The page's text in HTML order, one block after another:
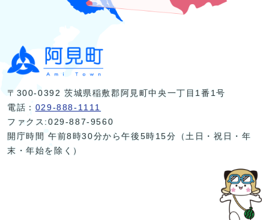
〒300-0392 茨城県稲敷郡阿見町中央一丁目1番1号
電話： 029-888-1111
ファクス:029-887-9560
開庁時間 午前8時30分から午後5時15分（土日・祝日・年
末・年始を除く）